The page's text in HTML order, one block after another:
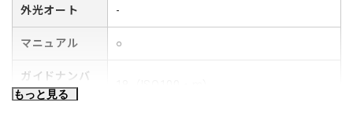
カメラの受光素子で測光して本発光量を決定する「P-TTL調光
いずれかを選んで簡単に設定できます。
ワイドパネル搭載
外光オート -
マニュアル ○
ガイドナンバ
ー
もっと見る